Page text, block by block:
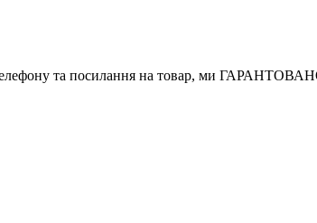
та посилання на товар, ми